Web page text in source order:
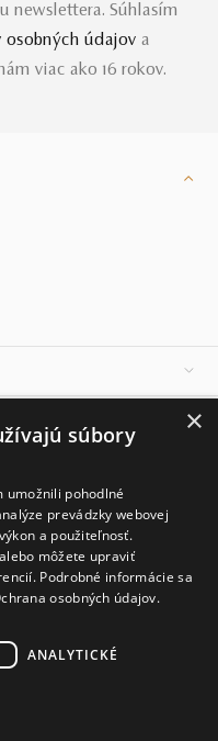
newslettera. Súhlasím
osobných údajov a
viac ako 16 rokov.
PRÁVA VYHRADENÉ.
×
súbory
umožnili pohodlné
prevádzky webovej
a použiteľnosť.
môžete upraviť
Podrobné informácie sa
osobných údajov.
ANALYTICKÉ